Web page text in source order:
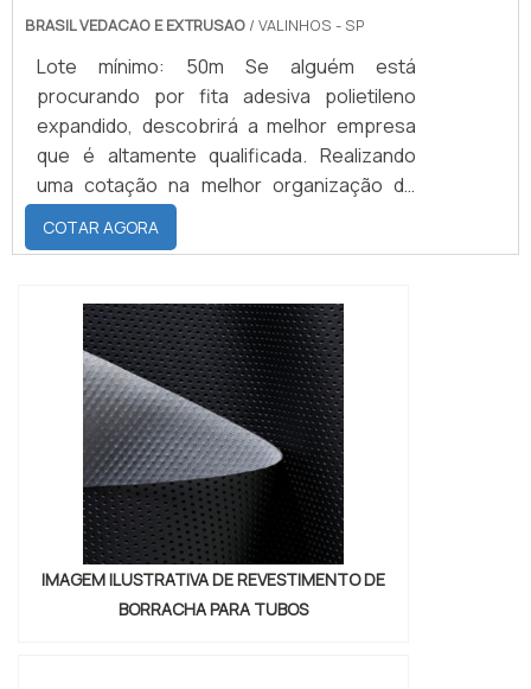
BRASIL VEDACAO E EXTRUSAO / VALINHOS - SP
Lote mínimo: 50m Se alguém está
procurando por fita adesiva polietileno
expandido, descobrirá a melhor empresa
que é altamente qualificada. Realizando
uma cotação na melhor organização do
ramo e descobrindo a maior referência de
qualidade da área de atuação.Quando o
com os colaboradores da Brasil Vedação
poderá encontrar excelente custo-
benefício com cores sólidas e duráveis,
que não desbotam o...
COTAR AGORA
IMAGEM ILUSTRATIVA DE REVESTIMENTO DE
BORRACHA PARA TUBOS